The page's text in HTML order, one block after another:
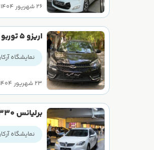
۲۶ شهریور ۱۴۰۴
اریزو 5 توربو مدل 97
نمایشگاه
۲۳ شهریور ۱۴۰۴
برلیانس ۳۳۰ مدل ۹۶
نمایشگاه